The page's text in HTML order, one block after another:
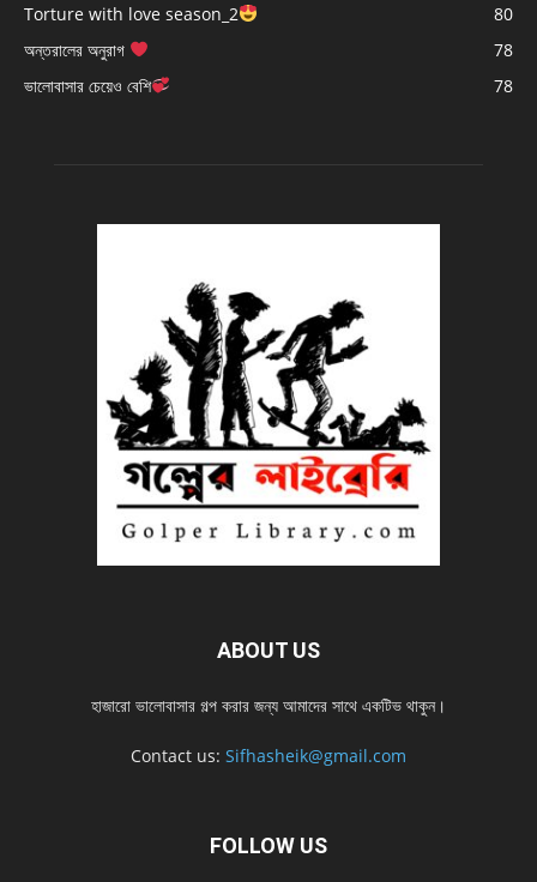
Torture with love season_2
80
অন্তরালের অনুরাগ
78
ভালোবাসার চেয়েও বেশি
78
ABOUT US
হাজারো ভালোবাসার গল্প করার জন্য আমাদের সাথে একটিভ থাকুন।
Contact us: Sifhasheik@gmail.com
FOLLOW US